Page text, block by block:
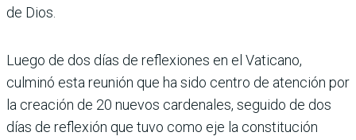
de Dios.
Luego de dos días de reflexiones en el Vaticano,
culminó esta reunión que ha sido centro de atención por
la creación de 20 nuevos cardenales, seguido de dos
días de reflexión que tuvo como eje la constitución